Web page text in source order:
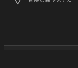
PRIVACY